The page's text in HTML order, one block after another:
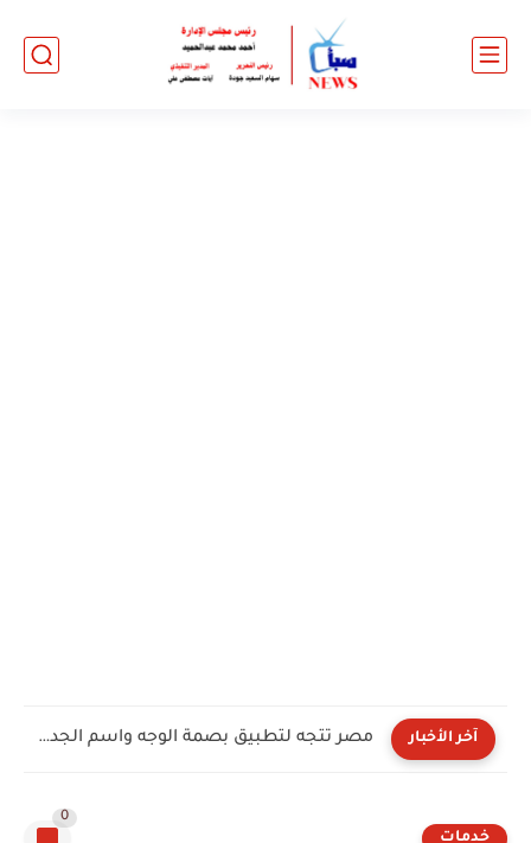
آخر الأخبار مصر تتجه لتطبيق بصمة الوجه واسم الجدة لتسجيل خطوط المحمول
خدمات
0